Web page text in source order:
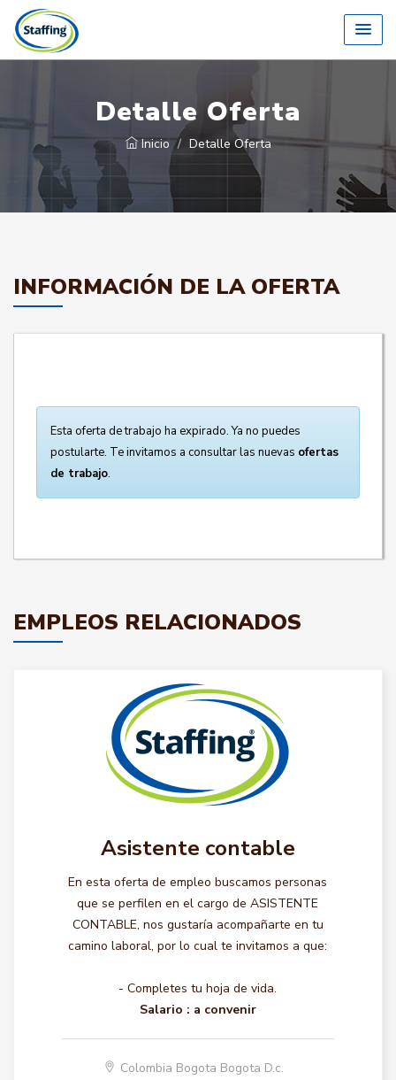
Detalle Oferta
Inicio Detalle Oferta
INFORMACIÓN DE LA OFERTA
Esta oferta de trabajo ha expirado. Ya no puedes
postularte. Te invitamos a consultar las nuevas ofertas
de trabajo.
EMPLEOS RELACIONADOS
Asistente contable
En esta oferta de empleo buscamos personas
que se perfilen en el cargo de ASISTENTE
CONTABLE, nos gustaría acompañarte en tu
camino laboral, por lo cual te invitamos a que:
- Completes tu hoja de vida.
Salario : a convenir
Colombia Bogota Bogota D.c.